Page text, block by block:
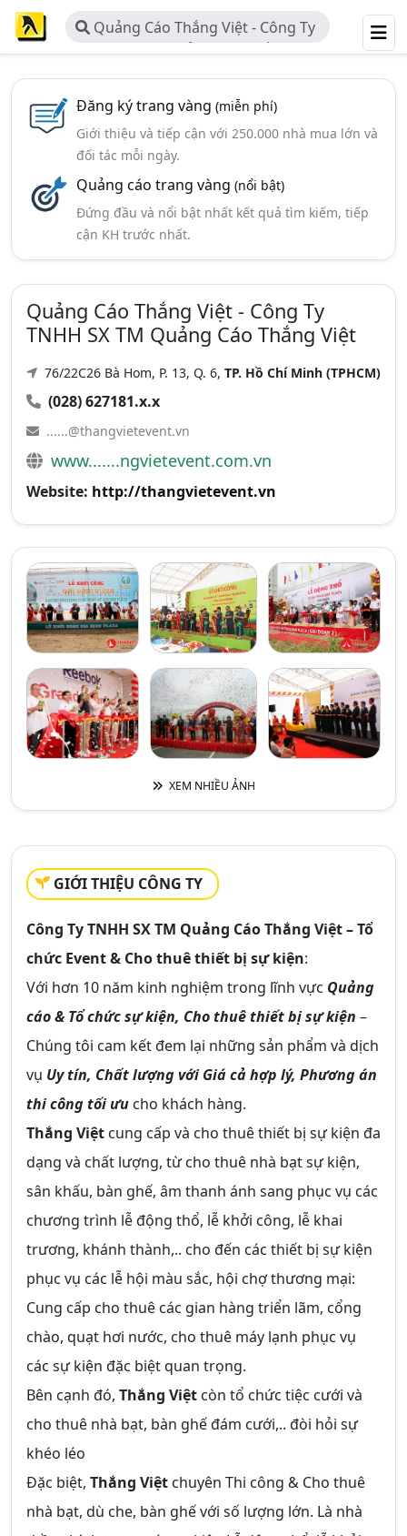
Quảng Cáo Thắng Việt - Công Ty
TNHH SX TM Quảng Cáo Thắng Việt
Đăng ký trang vàng (miễn phí)
Giới thiệu và tiếp cận với 250.000 nhà mua lớn và
đối tác mỗi ngày.
Quảng cáo trang vàng (nổi bật)
Đứng đầu và nổi bật nhất kết quả tìm kiếm, tiếp
cận KH trước nhất.
Quảng Cáo Thắng Việt - Công Ty
TNHH SX TM Quảng Cáo Thắng Việt
76/22C26 Bà Hom, P. 13, Q. 6, TP. Hồ Chí Minh (TPHCM)
(028) 627181.x.x
......@thangvietevent.vn
www.......ngvietevent.com.vn
Website: http://thangvietevent.vn
XEM NHIỀU ẢNH
GIỚI THIỆU CÔNG TY
Công Ty TNHH SX TM Quảng Cáo Thắng Việt – Tổ
chức Event & Cho thuê thiết bị sự kiện:
Với hơn 10 năm kinh nghiệm trong lĩnh vực Quảng
cáo & Tổ chức sự kiện, Cho thuê thiết bị sự kiện –
Chúng tôi cam kết đem lại những sản phẩm và dịch
vụ Uy tín, Chất lượng với Giá cả hợp lý, Phương án
thi công tối ưu cho khách hàng.
Thắng Việt cung cấp và cho thuê thiết bị sự kiện đa
dạng và chất lượng, từ cho thuê nhà bạt sự kiện,
sân khấu, bàn ghế, âm thanh ánh sang phục vụ các
chương trình lễ động thổ, lễ khởi công, lễ khai
trương, khánh thành,.. cho đến các thiết bị sự kiện
phục vụ các lễ hội màu sắc, hội chợ thương mại:
Cung cấp cho thuê các gian hàng triển lãm, cổng
chào, quạt hơi nước, cho thuê máy lạnh phục vụ
các sự kiện đặc biệt quan trọng.
Bên cạnh đó, Thắng Việt còn tổ chức tiệc cưới và
cho thuê nhà bạt, bàn ghế đám cưới,.. đòi hỏi sự
khéo léo
Đặc biệt, Thắng Việt chuyên Thi công & Cho thuê
nhà bạt, dù che, bàn ghế với số lượng lớn. Là nhà